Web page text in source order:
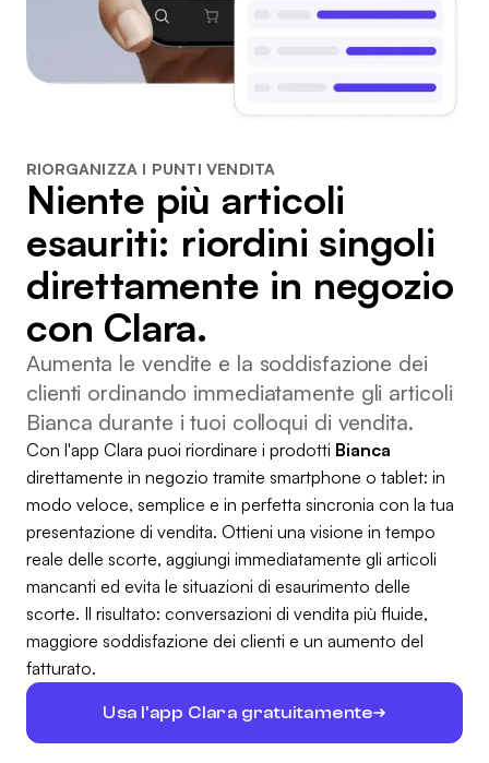
RIORGANIZZA I PUNTI VENDITA
Niente più articoli
esauriti: riordini singoli
direttamente in negozio
con Clara.
Aumenta le vendite e la soddisfazione dei
clienti ordinando immediatamente gli articoli
Bianca durante i tuoi colloqui di vendita.
Con l'app Clara puoi riordinare i prodotti Bianca
direttamente in negozio tramite smartphone o tablet: in
modo veloce, semplice e in perfetta sincronia con la tua
presentazione di vendita. Ottieni una visione in tempo
reale delle scorte, aggiungi immediatamente gli articoli
mancanti ed evita le situazioni di esaurimento delle
scorte. Il risultato: conversazioni di vendita più fluide,
maggiore soddisfazione dei clienti e un aumento del
fatturato.
Usa l'app Clara gratuitamente